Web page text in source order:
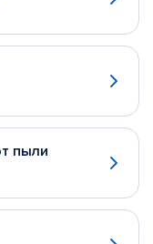
пыли